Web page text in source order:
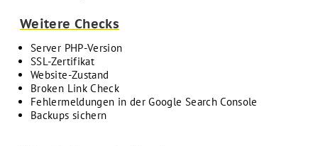
Weitere Checks
Server PHP-Version
SSL-Zertifikat
Website-Zustand
Broken Link Check
Fehlermeldungen in der Google Search Console
Backups sichern